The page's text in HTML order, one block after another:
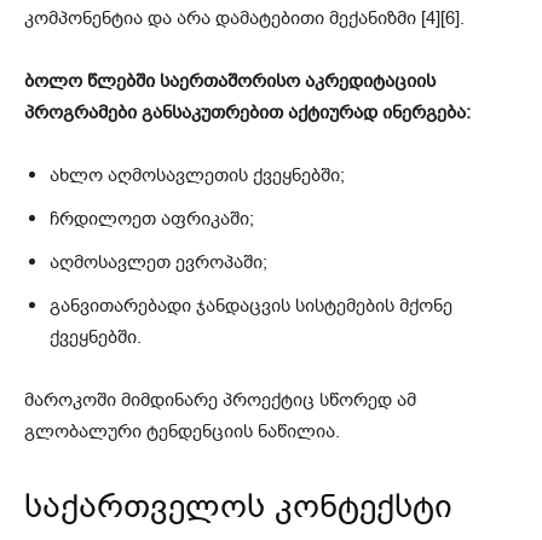
კომპონენტია და არა დამატებითი მექანიზმი [4][6].
ბოლო წლებში საერთაშორისო აკრედიტაციის
პროგრამები განსაკუთრებით აქტიურად ინერგება:
ახლო აღმოსავლეთის ქვეყნებში;
ჩრდილოეთ აფრიკაში;
აღმოსავლეთ ევროპაში;
განვითარებადი ჯანდაცვის სისტემების მქონე
ქვეყნებში.
მაროკოში მიმდინარე პროექტიც სწორედ ამ
გლობალური ტენდენციის ნაწილია.
საქართველოს კონტექსტი